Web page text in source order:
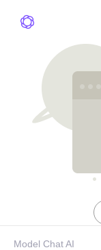
Model Chat AI